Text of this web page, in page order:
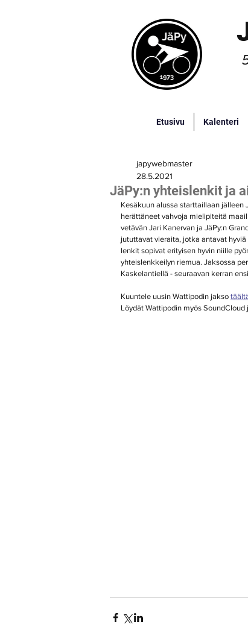
Etusivu Kalenteri
JäPy:n yhteislenkit ja
japywebmaster
28.5.2021
Kesäkuun alussa starttaillaan
herättäneet vahvoja mielipiteitä
vetävän Jari Kanervan ja JäPy:n
jututtavat vieraita, jotka antavat
lenkit sopivat erityisen hyvin niille
yhteislenkkeilyn riemua. Jaksossa
Kaskelantiellä - seuraavan kerran
Kuuntele uusin Wattipodin jakso
Löydät Wattipodin myös